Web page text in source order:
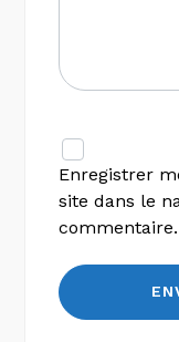
Enregistrer
site dans le
commentaire.